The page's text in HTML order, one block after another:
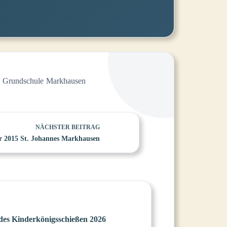
Markhausen
NÄCHSTER BEITRAG
St. Johannes Markhausen
Kinderkönigsschießen 2026